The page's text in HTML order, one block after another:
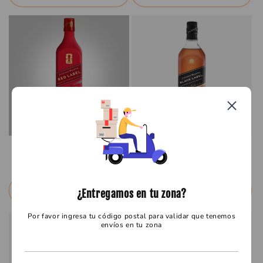
WHISKY JW RED 12/700 ML
Seleccionar opciones
WHISKY JOHNNIE WALKER BLACK 12/750
Precio
$ 1,182.44 MXN
Seleccionar opciones
¿Entregamos en tu zona?
Por favor ingresa tu código postal para validar que tenemos
envíos en tu zona